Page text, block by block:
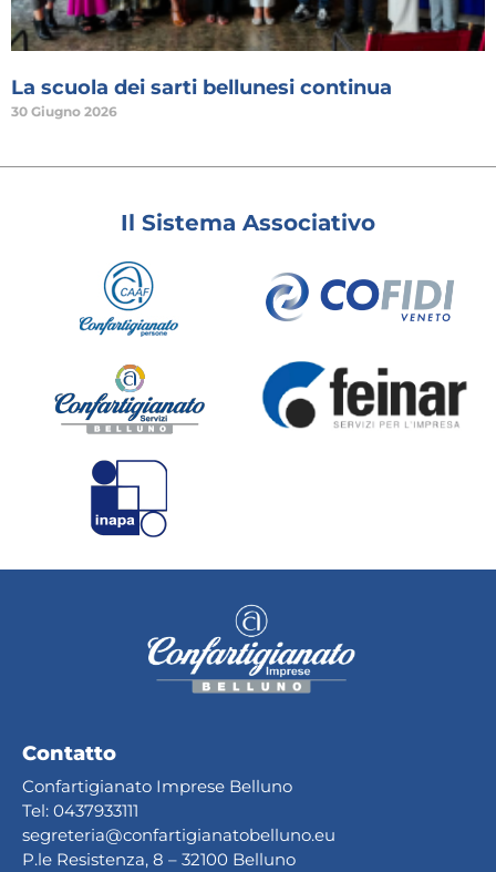
La scuola dei sarti bellunesi continua
30 Giugno 2026
Il Sistema Associativo
Contatto
Confartigianato Imprese Belluno
Tel: 0437933111
segreteria@confartigianatobelluno.eu
P.le Resistenza, 8 – 32100 Belluno